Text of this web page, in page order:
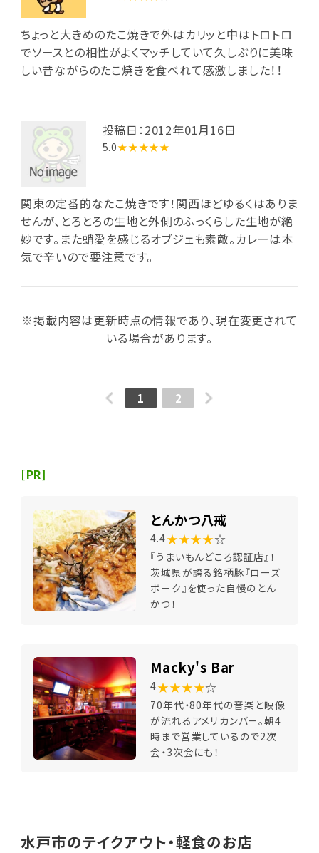
ちょっと大きめのたこ焼きで外はカリッと中はトロトロ
でソースとの相性がよくマッチしていて久しぶりに美味
しい昔ながらのたこ焼きを食べれて感激しました！！
投稿日：2012年01月16日
5.0★★★★★
関東の定番的なたこ焼きです！関西ほどゆるくはありま
せんが、とろとろの生地と外側のふっくらした生地が絶
妙です。また蛸愛を感じるオブジェも素敵。カレーは本
気で辛いので要注意です。
※掲載内容は更新時点の情報であり、現在変更されて
いる場合があります。
1 2
[PR]
とんかつ八戒
4.4★★★★☆
『うまいもんどころ認証店』！
茨城県が誇る銘柄豚『ローズ
ポーク』を使った自慢のとん
かつ！
Macky's Bar
4★★★★☆
70年代・80年代の音楽と映像
が流れるアメリカンバー。朝4
時まで営業しているので2次
会・3次会にも！
水戸市のテイクアウト・軽食のお店